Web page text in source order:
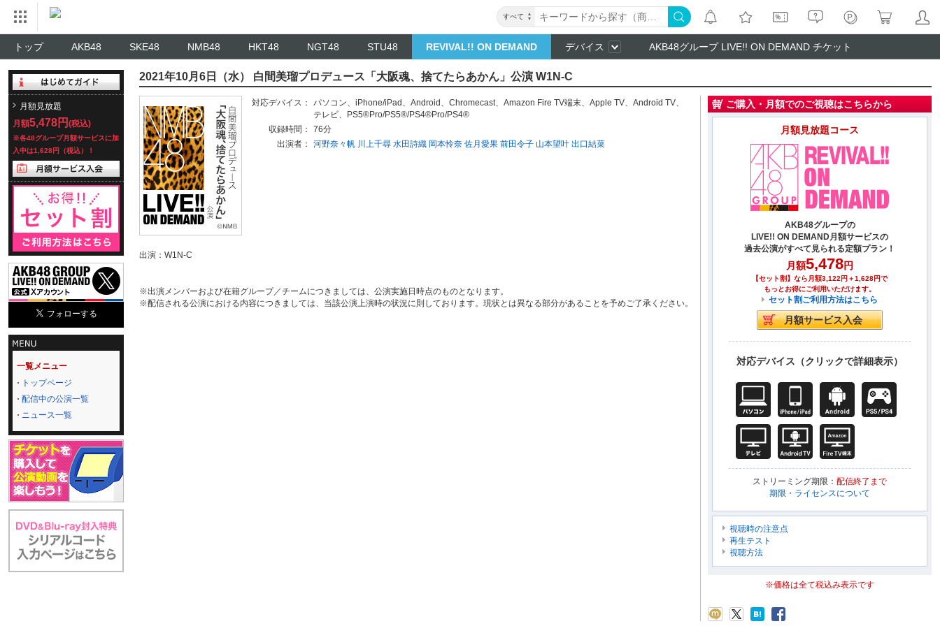
すべて
トップ AKB48 SKE48 NMB48 HKT48 NGT48 STU48 REVIVAL!! ON DEMAND デバイス AKB48グループ LIVE!! ON DEMAND チケット
月額見放題
月額5,478円 (税込)
※各48グループ月額サービスに加
入中は1,628円（税込）！
一覧メニュー
トップページ
配信中の公演一覧
ニュース一覧
2021年10月6日（水） 白間美瑠プロデュース「大阪魂、捨てたらあかん」公演 W1N-C
対応デバイス： パソコン、 iPhone/iPad 、 Android 、 Chromecast、 Amazon Fire TV端末、 Apple TV、 Android TV、
テレビ、
PS5®Pro/PS5®/PS4®Pro/PS4®
収録時間：
76分
出演者：
河野奈々帆 川上千尋 水田詩織 岡本怜奈 佐月愛果 前田令子 山本望叶 出口結菜
出演：W1N-C
※出演メンバーおよび在籍グループ／チームにつきましては、公演実施日時点のものとなります。
※配信される公演における内容につきましては、当該公演上演時の状況に則しております。現状とは異なる部分があることを予めご了承ください。
ご購入・月額でのご視聴はこちらから
月額見放題コース
AKB48グループの
LIVE!! ON DEMAND月額サービスの
過去公演がすべて見られる定額プラン！
月額5,478円
【セット割】なら月額3,122円＋1,628円で
もっとお得にご利用いただけます。
セット割ご利用方法はこちら
対応デバイス（クリックで詳細表示）
ストリーミング期限： 配信終了まで
期限・ライセンスについて
視聴時の注意点
再生テスト
視聴方法
※価格は全て税込み表示です